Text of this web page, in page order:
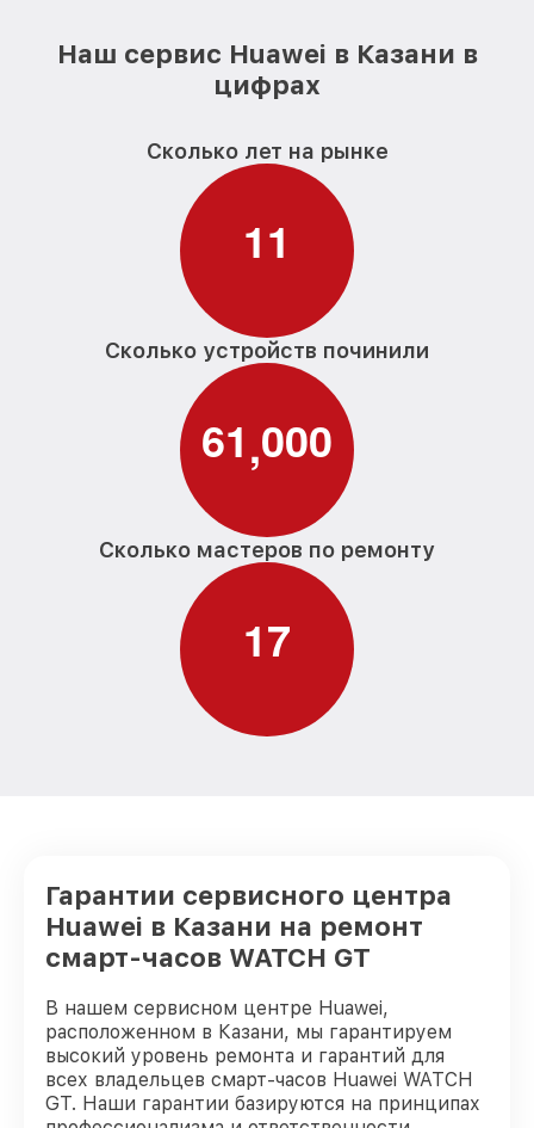
Наш сервис Huawei в Казани в
цифрах
Сколько лет на рынке
11
Сколько устройств починили
61,000
Сколько мастеров по ремонту
17
Гарантии сервисного центра
Huawei в Казани на ремонт
смарт-часов WATCH GT
В нашем сервисном центре Huawei,
расположенном в Казани, мы гарантируем
высокий уровень ремонта и гарантий для
всех владельцев смарт-часов Huawei WATCH
GT. Наши гарантии базируются на принципах